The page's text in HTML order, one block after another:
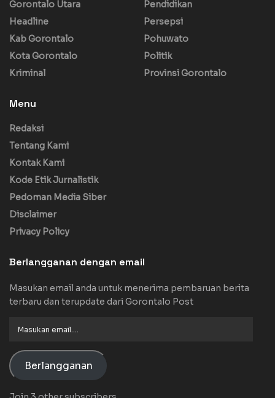
Gorontalo Utara
Headline
Kab Gorontalo
Kota Gorontalo
Kriminal
Pendidikan
Persepsi
Pohuwato
Politik
Provinsi Gorontalo
Menu
Redaksi
Tentang Kami
Kontak Kami
Kode Etik Jurnalistik
Pedoman Media Siber
Disclaimer
Privacy Policy
Berlangganan dengan email
Masukan email anda untuk menerima pembaruan berita
terbaru dan terupdate dari Gorontalo Post
Berlangganan